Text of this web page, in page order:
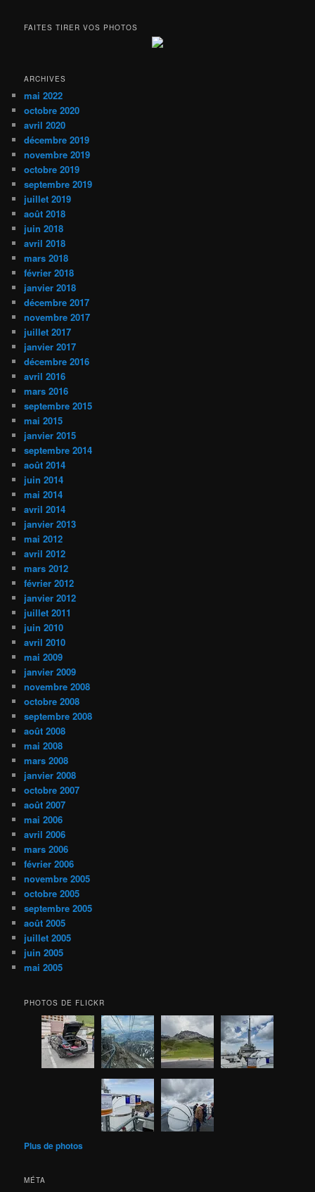
FAITES TIRER VOS PHOTOS
ARCHIVES
mai 2022
octobre 2020
avril 2020
décembre 2019
novembre 2019
octobre 2019
septembre 2019
juillet 2019
août 2018
juin 2018
avril 2018
mars 2018
février 2018
janvier 2018
décembre 2017
novembre 2017
juillet 2017
janvier 2017
décembre 2016
avril 2016
mars 2016
septembre 2015
mai 2015
janvier 2015
septembre 2014
août 2014
juin 2014
mai 2014
avril 2014
janvier 2013
mai 2012
avril 2012
mars 2012
février 2012
janvier 2012
juillet 2011
juin 2010
avril 2010
mai 2009
janvier 2009
novembre 2008
octobre 2008
septembre 2008
août 2008
mai 2008
mars 2008
janvier 2008
octobre 2007
août 2007
mai 2006
avril 2006
mars 2006
février 2006
novembre 2005
octobre 2005
septembre 2005
août 2005
juillet 2005
juin 2005
mai 2005
PHOTOS DE FLICKR
Plus de photos
MÉTA